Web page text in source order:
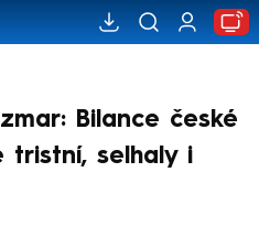
Bilance české
tristní, selhaly i